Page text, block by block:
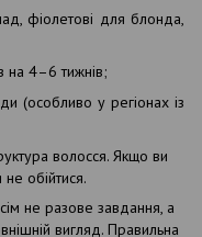
фіолетові для блонда,
на 4–6 тижнів;
(особливо у регіонах із
волосся. Якщо ви
не обійтися.
не разове завдання, а
вигляд. Правильна